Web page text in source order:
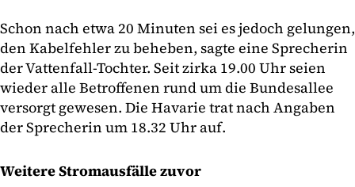
Schon nach etwa 20 Minuten sei es jedoch gelungen,
den Kabelfehler zu beheben, sagte eine Sprecherin
der Vattenfall-Tochter. Seit zirka 19.00 Uhr seien
wieder alle Betroffenen rund um die Bundesallee
versorgt gewesen. Die Havarie trat nach Angaben
der Sprecherin um 18.32 Uhr auf.
Weitere Stromausfälle zuvor